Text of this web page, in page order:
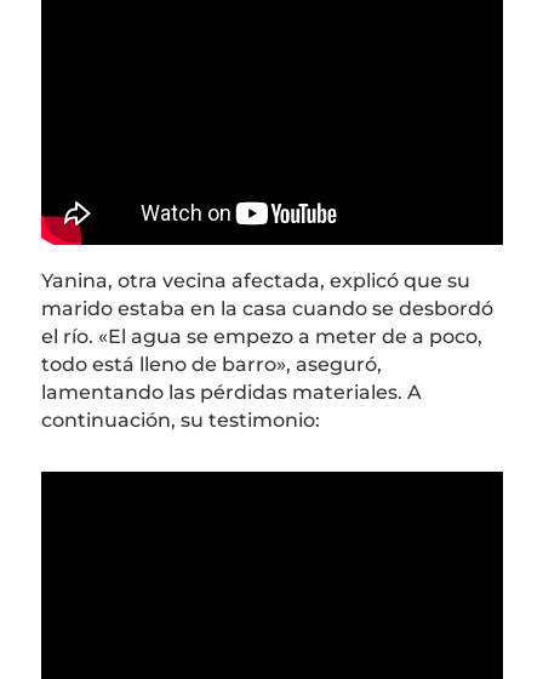
Yanina, otra vecina afectada, explicó que su
marido estaba en la casa cuando se desbordó
el río. «El agua se empezo a meter de a poco,
todo está lleno de barro», aseguró,
lamentando las pérdidas materiales. A
continuación, su testimonio: